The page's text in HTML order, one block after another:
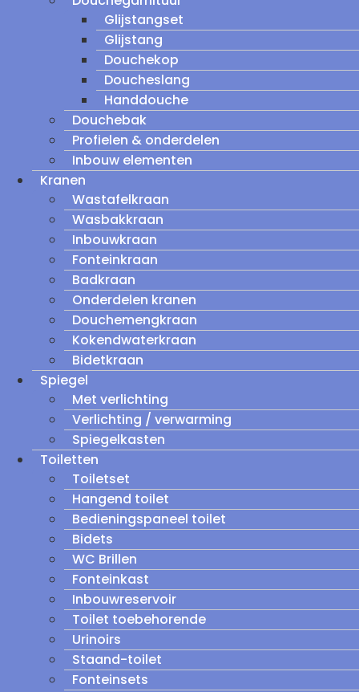
Glijstangset
Glijstang
Douchekop
Doucheslang
Handdouche
Douchebak
Profielen & onderdelen
Inbouw elementen
Kranen
Wastafelkraan
Wasbakkraan
Inbouwkraan
Fonteinkraan
Badkraan
Onderdelen kranen
Douchemengkraan
Kokendwaterkraan
Bidetkraan
Spiegel
Met verlichting
Verlichting / verwarming
Spiegelkasten
Toiletten
Toiletset
Hangend toilet
Bedieningspaneel toilet
Bidets
WC Brillen
Fonteinkast
Inbouwreservoir
Toilet toebehorende
Urinoirs
Staand-toilet
Fonteinsets